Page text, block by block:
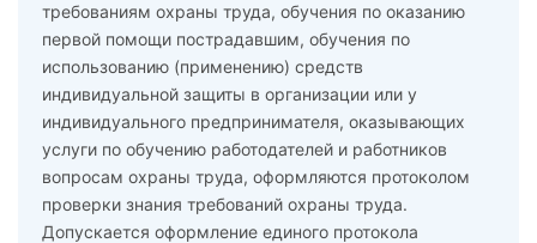
требованиям охраны труда, обучения по оказанию
первой помощи пострадавшим, обучения по
использованию (применению) средств
индивидуальной защиты в организации или у
индивидуального предпринимателя, оказывающих
услуги по обучению работодателей и работников
вопросам охраны труда, оформляются протоколом
проверки знания требований охраны труда.
Допускается оформление единого протокола